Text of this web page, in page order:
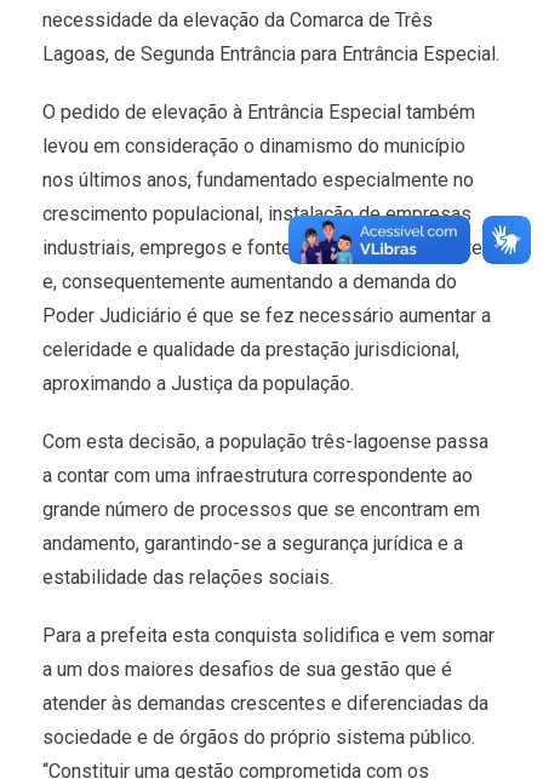
necessidade da elevação da Comarca de Três
Lagoas, de Segunda Entrância para Entrância Especial.
O pedido de elevação à Entrância Especial também
levou em consideração o dinamismo do município
nos últimos anos, fundamentado especialmente no
crescimento populacional, instalação de empresas
industriais, empregos e fontes de rendas crescentes,
e, consequentemente aumentando a demanda do
Poder Judiciário é que se fez necessário aumentar a
celeridade e qualidade da prestação jurisdicional,
aproximando a Justiça da população.
Com esta decisão, a população três-lagoense passa
a contar com uma infraestrutura correspondente ao
grande número de processos que se encontram em
andamento, garantindo-se a segurança jurídica e a
estabilidade das relações sociais.
Para a prefeita esta conquista solidifica e vem somar
a um dos maiores desafios de sua gestão que é
atender às demandas crescentes e diferenciadas da
sociedade e de órgãos do próprio sistema público.
“Constituir uma gestão comprometida com os